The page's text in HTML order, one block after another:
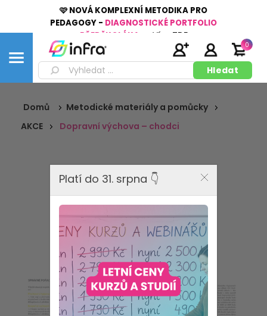
🩷 NOVÁ KOMPLEXNÍ METODIKA PRO
PEDAGOGY - DIAGNOSTICKÉ PORTFOLIO
PŘEDŠKOLÁKA
Více ZDE
0
Domů
Metodické materiály a pomůcky
AKCE
Dopravní výchova – chodci
Platí do 31. srpna 👇